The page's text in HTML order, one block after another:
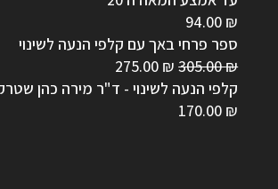
94.00 ₪
ספר פרחי באך עם קלפי הנעה לשינוי
305.00₪
המחיר
המקורי
275.00 ₪
המחיר
הנוכחי
קלפי הנעה לשינוי - ד"ר מירה כהן
170.00 ₪